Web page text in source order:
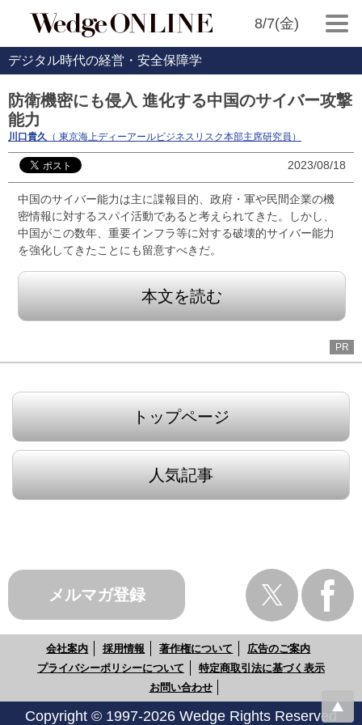
8/7(金)
デジタル時代の経営・安全保障学
防衛機密にも侵入 進化する中国のサイバー攻撃
能力
川口貴久 （ 東京海上ディーアールビジネスリスク本部主席研究員）
2023/08/18
中国のサイバー能力は主に諜報目的、政府・軍や民間企業の機
密情報に対するスパイ活動であると考えられてきた。しかし、
中国がこの数年、重要インフラ等に対する破壊的サイバー能力
を強化してきたことにも留意すべきだ。
本文を読む
PR
トップページ
人気記事
メルマガ登録
会社案内 採用情報 著作権について
広告のご案内
プライバシーポリシーについて
特定商取引法に基づく表示
お問い合わせ
Copyright © 1997-2026 Wedge Rights Reserved